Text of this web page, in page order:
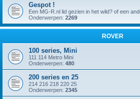
Gespot !
Een MG-R.nl lid gezien in het wild? of een
Onderwerpen: 2269
ROVER
100 series, Mini
111 114 Metro Mini
Onderwerpen: 480
200 series en 25
214 216 218 220 25
Onderwerpen: 2345